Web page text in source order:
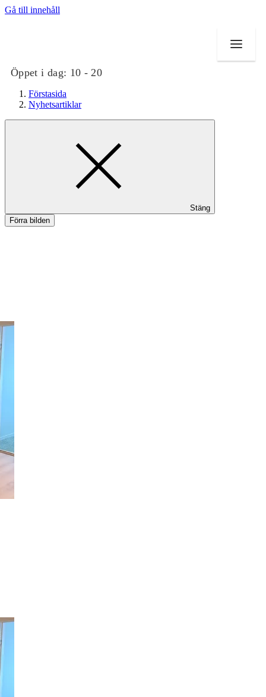
Gå till innehåll
Öppet i dag: 10 - 20
Mat och dryck
Erbjudanden
Förstasida
Nyhetsartiklar
Stäng
Förra bilden